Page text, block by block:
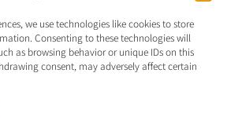
we use technologies like cookies to store
Consenting to these technologies will
as browsing behavior or unique IDs on this
consent, may adversely affect certain
trebuie dimensionată în
real de sarcină, ținta de
de depth-of-discharge,
buffer-ul meteo.